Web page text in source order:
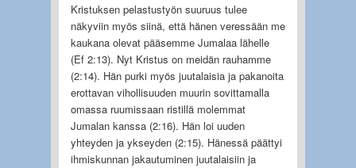
Kristuksen pelastustyön suuruus tulee
näkyviin myös siinä, että hänen veressään me
kaukana olevat pääsemme Jumalaa lähelle
(Ef 2:13). Nyt Kristus on meidän rauhamme
(2:14). Hän purki myös juutalaisia ja pakanoita
erottavan vihollisuuden muurin sovittamalla
omassa ruumissaan ristillä molemmat
Jumalan kanssa (2:16). Hän loi uuden
yhteyden ja ykseyden (2:15). Hänessä päättyi
ihmiskunnan jakautuminen juutalaisiin ja